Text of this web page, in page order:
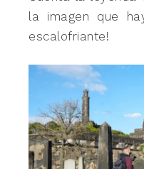
la imagen que
escalofriante!